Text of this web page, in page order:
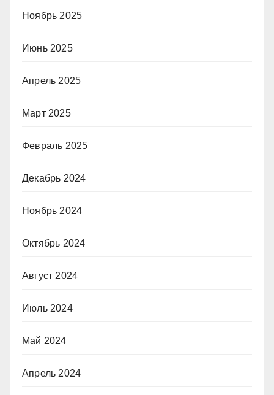
Ноябрь 2025
Июнь 2025
Апрель 2025
Март 2025
Февраль 2025
Декабрь 2024
Ноябрь 2024
Октябрь 2024
Август 2024
Июль 2024
Май 2024
Апрель 2024